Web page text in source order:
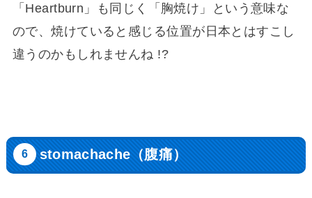
「Heartburn」も同じく「胸焼け」という意味な
ので、焼けていると感じる位置が日本とはすこし
違うのかもしれませんね !?
stomachache（腹痛）